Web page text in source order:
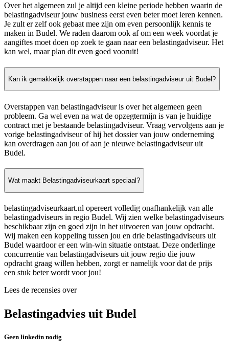
Over het algemeen zul je altijd een kleine periode hebben waarin de
belastingadviseur jouw business eerst even beter moet leren kennen.
Je zult er zelf ook gebaat mee zijn om even persoonlijk kennis te
maken in Budel. We raden daarom ook af om een week voordat je
aangiftes moet doen op zoek te gaan naar een belastingadviseur. Het
kan wel, maar plan dit even goed vooruit!
Kan ik gemakkelijk overstappen naar een belastingadviseur uit Budel?
Overstappen van belastingadviseur is over het algemeen geen
probleem. Ga wel even na wat de opzegtermijn is van je huidige
contract met je bestaande belastingadviseur. Vraag vervolgens aan je
vorige belastingadviseur of hij het dossier van jouw onderneming
kan overdragen aan jou of aan je nieuwe belastingadviseur uit
Budel.
Wat maakt Belastingadviseurkaart speciaal?
belastingadviseurkaart.nl opereert volledig onafhankelijk van alle
belastingadviseurs in regio Budel. Wij zien welke belastingadviseurs
beschikbaar zijn en goed zijn in het uitvoeren van jouw opdracht.
Wij maken een koppeling tussen jou en drie belastingadviseurs uit
Budel waardoor er een win-win situatie ontstaat. Deze onderlinge
concurrentie van belastingadviseurs uit jouw regio die jouw
opdracht graag willen hebben, zorgt er namelijk voor dat de prijs
een stuk beter wordt voor jou!
Lees de recensies over
Belastingadvies uit Budel
Geen linkedin nodig